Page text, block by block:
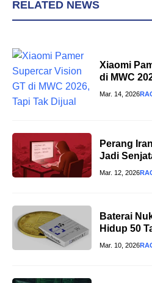
RELATED NEWS
Xiaomi
di MWC
Mar. 14, 2026
Perang
Jadi
Mar. 12, 2026
Baterai
Hidup 50
Mar. 10, 2026